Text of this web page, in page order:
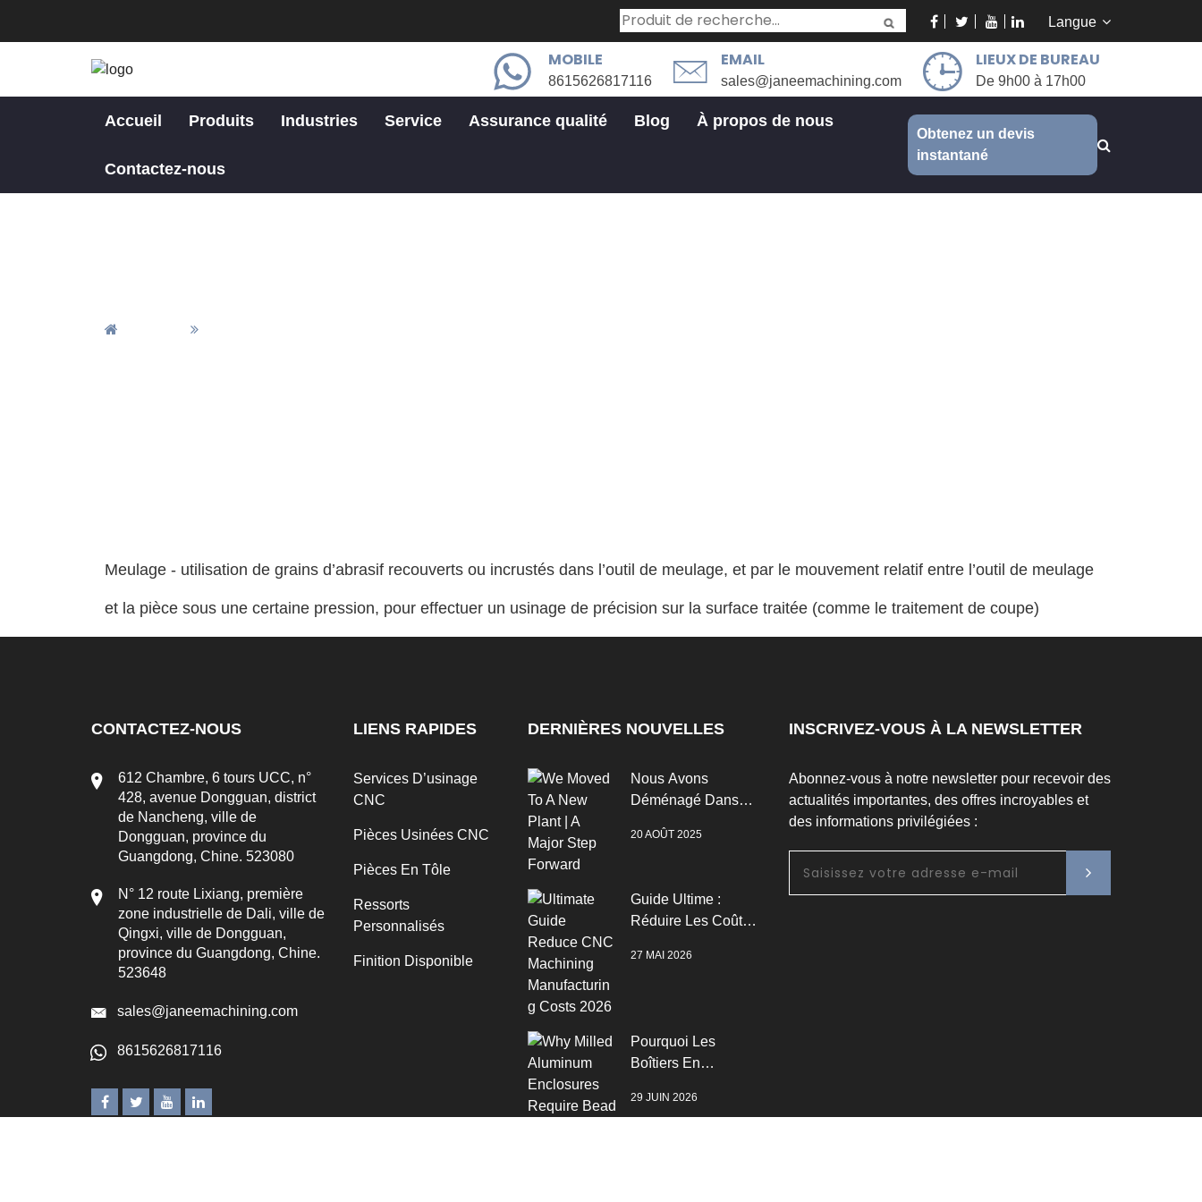
Langue
LIEUX DE BUREAU
De 9h00 à 17h00
EMAIL
sales@janeemachining.com
MOBILE
8615626817116
Accueil Produits Industries Service Assurance qualité Blog À propos de nous
Contactez-nous
Obtenez un devis
instantané
Meulage - utilisation de grains d’abrasif recouverts ou incrustés dans l’outil de meulage, et par le mouvement relatif entre l’outil de meulage
et la pièce sous une certaine pression, pour effectuer un usinage de précision sur la surface traitée (comme le traitement de coupe)
CONTACTEZ-NOUS
612 Chambre, 6 tours UCC, n°
428, avenue Dongguan, district
de Nancheng, ville de
Dongguan, province du
Guangdong, Chine. 523080
N° 12 route Lixiang, première
zone industrielle de Dali, ville de
Qingxi, ville de Dongguan,
province du Guangdong, Chine.
523648
sales@janeemachining.com
8615626817116
LIENS RAPIDES
Services D’usinage
CNC
Pièces Usinées CNC
Pièces En Tôle
Ressorts
Personnalisés
Finition Disponible
DERNIÈRES NOUVELLES
Nous Avons
Déménagé Dans
| Un Grand Pas En
20 AOÛT 2025
Guide Ultime :
Réduire Les Coûts
L’usinage CNC
27 MAI 2026
Pourquoi Les
Boîtiers En
Nécessitent Un
29 JUIN 2026
INSCRIVEZ-VOUS À LA NEWSLETTER
Abonnez-vous à notre newsletter pour recevoir des
actualités importantes, des offres incroyables et
des informations privilégiées :